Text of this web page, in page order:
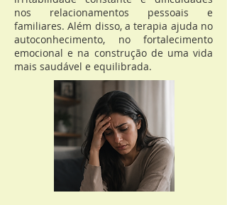
nos relacionamentos pessoais e
familiares. Além disso, a terapia ajuda no
autoconhecimento, no fortalecimento
emocional e na construção de uma vida
mais saudável e equilibrada.